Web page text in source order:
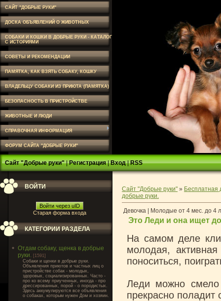
САЙТ "ДОБРЫЕ РУКИ"
ДОСКА ОБЪЯВЛЕНИЙ О ЖИВОТНЫХ
СОБАКИ И КОШКИ В ДОБРЫЕ РУКИ - КАТАЛОГ
С ИСТОРИЯМИ
СОВЕТЫ И РЕКОМЕНДАЦИИ
ПАМЯТКА, КАК ВЗЯТЬ СОБАКУ, КОШКУ
ВЛАДЕЛЬЦУ СОБАКИ ИЗ ПРИЮТА (ПАМЯТКА)
БЕЗОПАСНОСТЬ В ПРИСТРОЙСТВЕ
ЖИВОТНЫЕ И ЛЮДИ
СПРАВОЧНАЯ ИНФОРМАЦИЯ
ФОРУМ САЙТА "ДОБРЫЕ РУКИ"
Сайт "Добрые руки"|Регистрация|Вход|RSS
ВОЙТИ
Войти через uID
Старая форма входа
КАТЕГОРИИ РАЗДЕЛА
Отдам собаку, щенка в добрые
руки. [1591]
Cобаки и щенки в добрые руки.
Объявления приютов и частных лиц о
пристройстве собак - молодых,
здоровых, социализированных. Часто -
про ко всему приученных, иногда - про
дрессированных, порой - о породистых.
Здесь аккумулируются все объявления
о собаках, которым нужен Дом и хозяин.
Сайт "Добрые руки" » Бесплатная
добрые руки.
Девочка | Молодые от 4 мес. до 4
Это Леди и она ищет
На самом деле
молодая,
поноситься,
Леди можно
прекрасно поладит